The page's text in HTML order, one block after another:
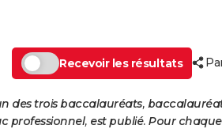
Recevoir les résultats
des trois baccalauréats,
professionnel, est publié. Pour